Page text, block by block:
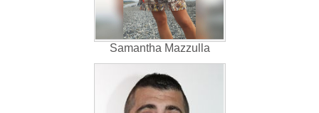
Samantha Mazzulla